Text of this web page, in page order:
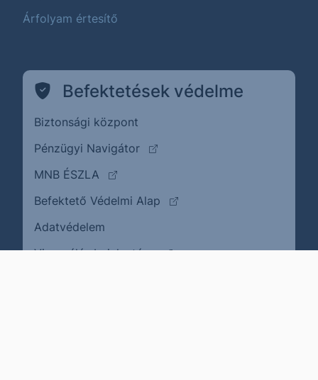
Árfolyam értesítő
Befektetések védelme
Biztonsági központ
Pénzügyi Navigátor
(külső oldalra ugrik)
MNB ÉSZLA
(külső oldalra ugrik)
Befektető Védelmi Alap
(külső oldalra ugrik)
Adatvédelem
Visszaélés bejelentése(külső oldalra ugrik)